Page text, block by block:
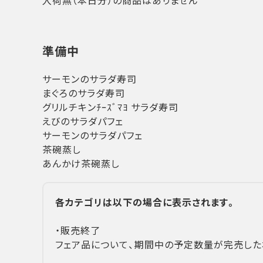
準備中
サーモンのサラダ寿司
まぐろのサラダ寿司
グリルチキンﾁｰｽﾞﾏﾖ サラダ寿司
えびのサラダパフェ
サーモンのサラダパフェ
茶碗蒸し
あんかけ茶碗蒸し
各カテゴリは以下の場合に表示されます。
・販売終了
フェア品について、期間中の予定数量が完売し